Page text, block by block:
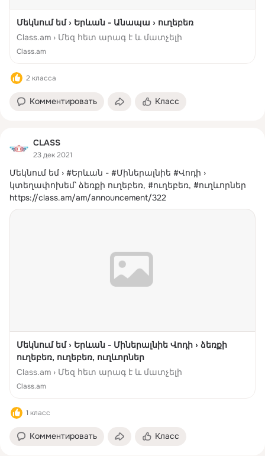
Մեկնում եմ › Երևան - Անապա › ուղեբեռ
Class.am › Մեզ հետ արագ է և մատչելի
Class.am
2 класса
Комментировать Класс
CLASS
23 дек 2021
Մեկնում եմ › #Երևան - #Միներալնիե #Վոդի ›
կտեղափոխեմ՝ ձեռքի ուղեբեռ, #ուղեբեռ, #ուղևորներ
https://class.am/am/announcement/322
Մեկնում եմ › Երևան - Միներալնիե Վոդի › ձեռքի
ուղեբեռ, ուղեբեռ, ուղևորներ
Class.am › Մեզ հետ արագ է և մատչելի
Class.am
1 класс
Комментировать Класс